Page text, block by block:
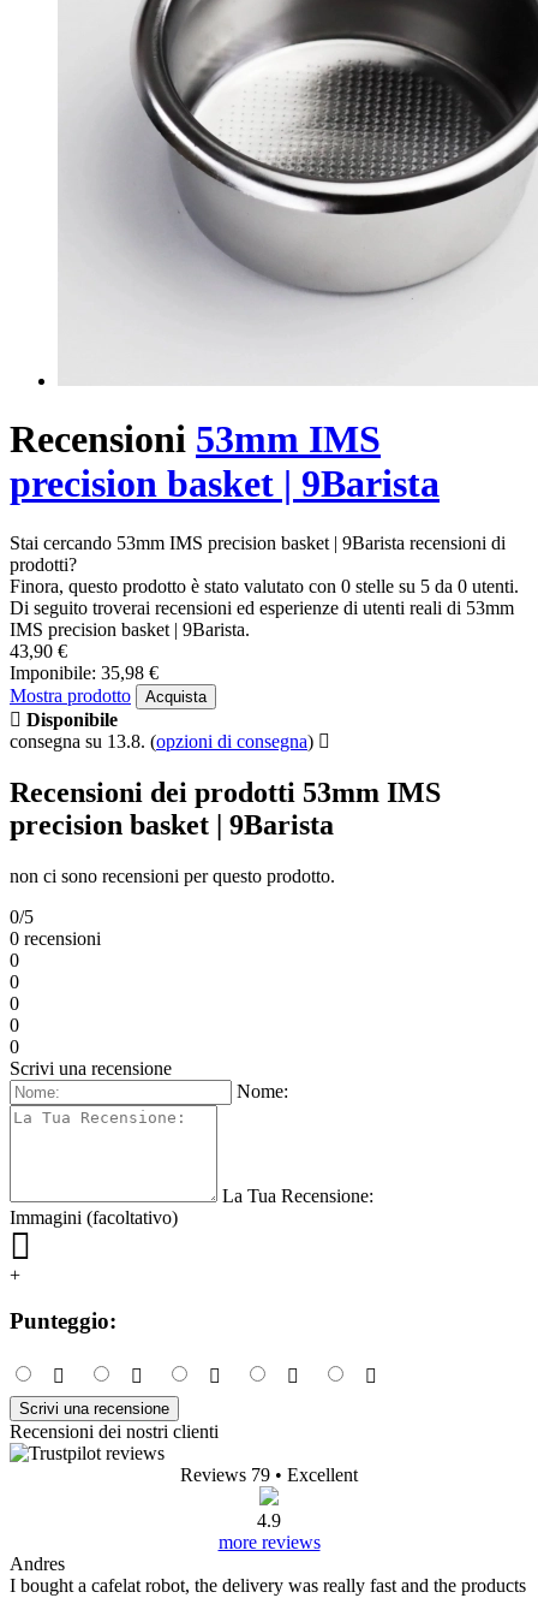
Recensioni 53mm IMS
precision basket | 9Barista
Stai cercando 53mm IMS precision basket | 9Barista recensioni di
prodotti?
Finora, questo prodotto è stato valutato con 0 stelle su 5 da 0 utenti.
Di seguito troverai recensioni ed esperienze di utenti reali di 53mm
IMS precision basket | 9Barista.
43,90 €
Imponibile: 35,98 €
Mostra prodotto
Acquista
Disponibile
consegna su 13.8. (opzioni di consegna)
Recensioni dei prodotti 53mm IMS
precision basket | 9Barista
non ci sono recensioni per questo prodotto.
0/5
0 recensioni
0
0
0
0
0
Scrivi una recensione
Nome:
La Tua Recensione:
Immagini (facoltativo)
+
Punteggio:
Scrivi una recensione
Recensioni dei nostri clienti
Reviews 79 • Excellent
4.9
more reviews
Andres
I bought a cafelat robot, the delivery was really fast and the products